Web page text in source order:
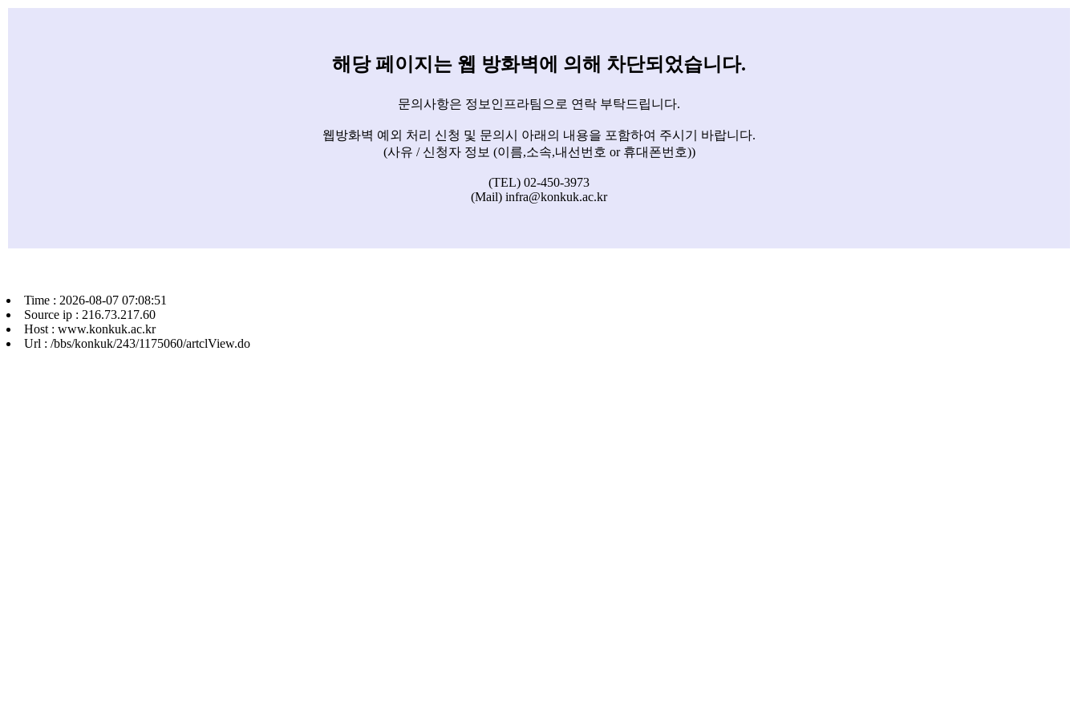
해당 페이지는 웹 방화벽에 의해 차단되었습니다.
문의사항은 정보인프라팀으로 연락 부탁드립니다.
웹방화벽 예외 처리 신청 및 문의시 아래의 내용을 포함하여 주시기 바랍니다.
(사유 / 신청자 정보 (이름,소속,내선번호 or 휴대폰번호))
(TEL) 02-450-3973
(Mail) infra@konkuk.ac.kr
Time : 2026-08-07 07:08:51
Source ip : 216.73.217.60
Host : www.konkuk.ac.kr
Url : /bbs/konkuk/243/1175060/artclView.do